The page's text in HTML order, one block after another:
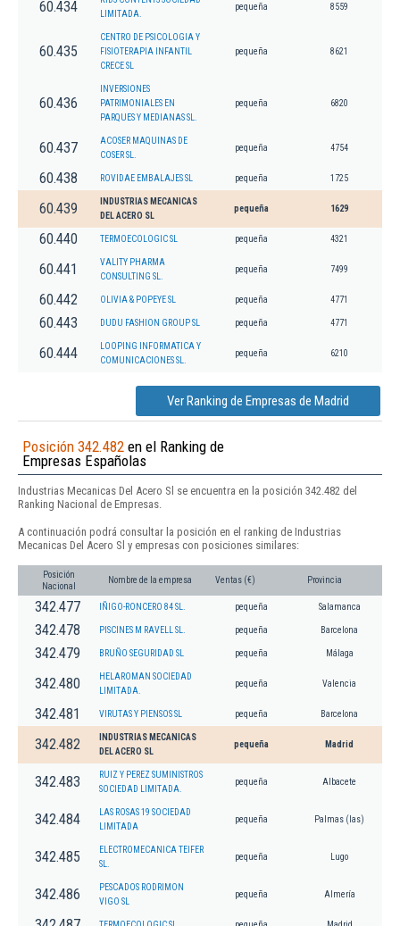
60.434
LIMITADA.
pequeña 8559
60.435
CENTRO DE PSICOLOGIA Y
FISIOTERAPIA INFANTIL
CRECE SL
pequeña 8621
60.436
INVERSIONES
PATRIMONIALES EN
PARQUES Y MEDIANAS SL.
pequeña 6820
60.437
ACOSER MAQUINAS DE
COSER SL.
pequeña 4754
60.438 ROVIDAE EMBALAJES SL pequeña 1725
60.439
INDUSTRIAS MECANICAS
DEL ACERO SL
pequeña 1629
60.440 TERMOECOLOGIC SL pequeña 4321
60.441
VALITY PHARMA
CONSULTING SL.
pequeña 7499
60.442 OLIVIA & POPEYE SL pequeña 4771
60.443 DUDU FASHION GROUP SL pequeña 4771
60.444
LOOPING INFORMATICA Y
COMUNICACIONES SL.
pequeña 6210
Ver Ranking de Empresas de Madrid
Posición 342.482 en el Ranking de
Empresas Españolas
Industrias Mecanicas Del Acero Sl se encuentra en la posición 342.482 del
Ranking Nacional de Empresas.
A continuación podrá consultar la posición en el ranking de Industrias
Mecanicas Del Acero Sl y empresas con posiciones similares:
Posición
Nacional
Nombre de la empresa Ventas (€) Provincia
342.477 IÑIGO-RONCERO 84 SL. pequeña Salamanca
342.478 PISCINES M RAVELL SL. pequeña Barcelona
342.479 BRUÑO SEGURIDAD SL pequeña Málaga
342.480
HELAROMAN SOCIEDAD
LIMITADA.
pequeña Valencia
342.481 VIRUTAS Y PIENSOS SL pequeña Barcelona
342.482
INDUSTRIAS MECANICAS
DEL ACERO SL
pequeña Madrid
342.483
RUIZ Y PEREZ SUMINISTROS
SOCIEDAD LIMITADA.
pequeña Albacete
342.484
LAS ROSAS 19 SOCIEDAD
LIMITADA
pequeña Palmas (las)
342.485
ELECTROMECANICA TEIFER
SL.
pequeña Lugo
342.486
PESCADOS RODRIMON
VIGO SL
pequeña Almería